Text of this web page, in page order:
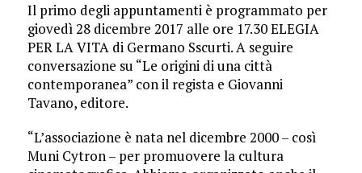
Il primo degli appuntamenti è programmato per
giovedì 28 dicembre 2017 alle ore 17.30 ELEGIA
PER LA VITA di Germano Sscurti. A seguire
conversazione su “Le origini di una città
contemporanea” con il regista e Giovanni
Tavano, editore.
“L’associazione è nata nel dicembre 2000 – così
Muni Cytron – per promuovere la cultura